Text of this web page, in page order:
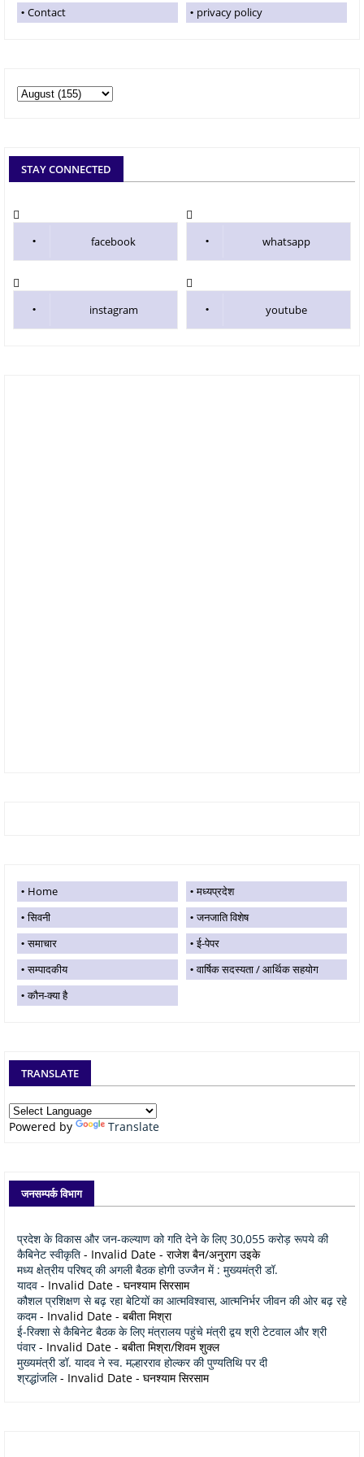
Contact privacy policy
STAY CONNECTED
facebook whatsapp
instagram youtube
Home
मध्यप्रदेश
सिवनी
जनजाति विशेष
समाचार
ई-पेपर
सम्पादकीय
वार्षिक सदस्यता / आर्थिक सहयोग
कौन-क्या है
TRANSLATE
Powered by Translate
जनसम्पर्क विभाग
प्रदेश के विकास और जन-कल्याण को गति देने के लिए 30,055 करोड़ रूपये की
कैबिनेट स्वीकृति - Invalid Date - राजेश बैन/अनुराग उइके
मध्य क्षेत्रीय परिषद् की अगली बैठक होगी उज्जैन में : मुख्यमंत्री डॉ.
यादव - Invalid Date - घनश्याम सिरसाम
कौशल प्रशिक्षण से बढ़ रहा बेटियों का आत्मविश्वास, आत्मनिर्भर जीवन की ओर बढ़ रहे
कदम- Invalid Date - बबीता मिश्रा
ई-रिक्शा से कैबिनेट बैठक के लिए मंत्रालय पहुंचे मंत्री द्वय श्री टेटवाल और श्री
पंवार- Invalid Date - बबीता मिश्रा/शिवम शुक्ल
मुख्यमंत्री डॉ. यादव ने स्व. मल्हारराव होल्कर की पुण्यतिथि पर दी
श्रद्धांजलि- Invalid Date - घनश्याम सिरसाम